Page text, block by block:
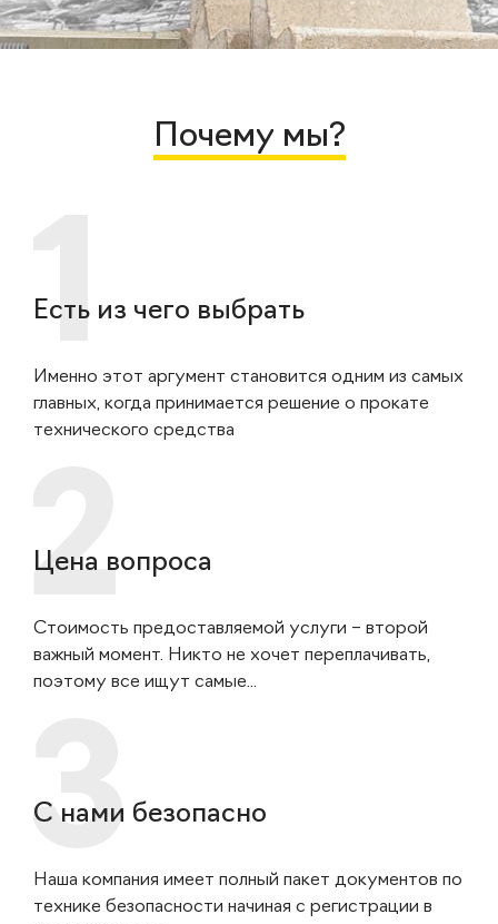
Почему мы?
Есть из чего выбрать
Именно этот аргумент становится одним из самых
главных, когда принимается решение о прокате
технического средства
Цена вопроса
Стоимость предоставляемой услуги – второй
важный момент. Никто не хочет переплачивать,
поэтому все ищут самые...
С нами безопасно
Наша компания имеет полный пакет документов по
технике безопасности начиная с регистрации в